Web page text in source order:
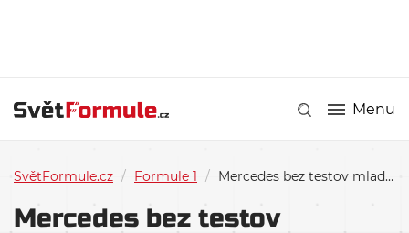
Menu
SvětFormule.cz / Formule 1 / Mercedes bez testov mladých jazdcov v Abu Dhabi
Mercedes bez testov